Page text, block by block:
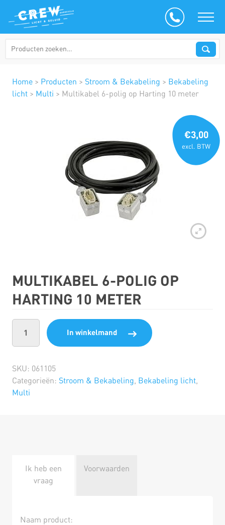
Home > Producten > Stroom & Bekabeling > Bekabeling
licht > Multi > Multikabel 6-polig op Harting 10 meter
MULTIKABEL 6-POLIG OP
HARTING 10 METER
€3,00
excl. BTW
In winkelmand
SKU: 061105
Categorieën: Stroom & Bekabeling, Bekabeling licht,
Multi
Ik heb een
vraag
Voorwaarden
Naam product: